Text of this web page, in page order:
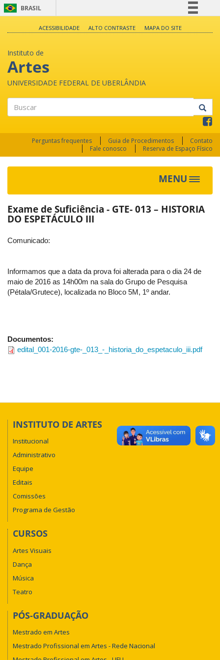
BRASIL
Legislação
Canais
ACESSIBILIDADE ALTO CONTRASTE MAPA DO SITE
Instituto de
Artes
UNIVERSIDADE FEDERAL DE UBERLÂNDIA
Perguntas frequentes Guia de Procedimentos
Contato
Fale conosco
Reserva de Espaço Físico
MENU
Toggle
Exame de Suficiência - GTE- 013 – HISTORIA
DO ESPETÁCULO III
Comunicado:
Informamos que a data da prova foi alterada para o dia 24 de
maio de 2016 as 14h00m na sala do Grupo de Pesquisa
(Pétala/Grutece), localizada no Bloco 5M, 1º andar.
Documentos:
edital_001-2016-gte-_013_-_historia_do_espetaculo_iii.pdf
INSTITUTO DE ARTES
Institucional
Administrativo
Equipe
Editais
Comissões
Programa de Gestão
CURSOS
Artes Visuais
Dança
Música
Teatro
PÓS-GRADUAÇÃO
Mestrado em Artes
Mestrado Profissional em Artes - Rede Nacional